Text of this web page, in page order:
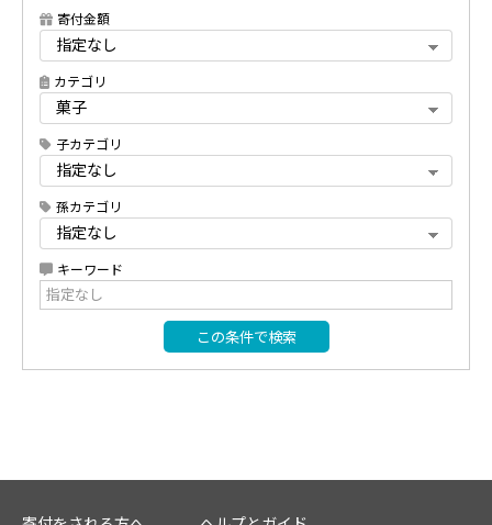
寄付金額
カテゴリ
子カテゴリ
孫カテゴリ
キーワード
この条件で検索